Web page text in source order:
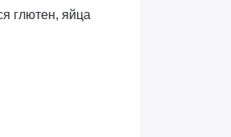
глютен, яйца